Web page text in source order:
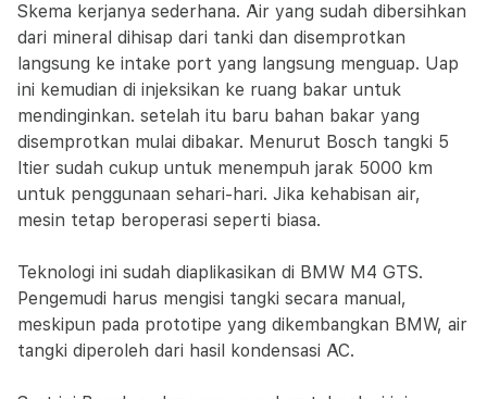
Skema kerjanya sederhana. Air yang sudah dibersihkan
dari mineral dihisap dari tanki dan disemprotkan
langsung ke intake port yang langsung menguap. Uap
ini kemudian di injeksikan ke ruang bakar untuk
mendinginkan. setelah itu baru bahan bakar yang
disemprotkan mulai dibakar. Menurut Bosch tangki 5
ltier sudah cukup untuk menempuh jarak 5000 km
untuk penggunaan sehari-hari. Jika kehabisan air,
mesin tetap beroperasi seperti biasa.
Teknologi ini sudah diaplikasikan di BMW M4 GTS.
Pengemudi harus mengisi tangki secara manual,
meskipun pada prototipe yang dikembangkan BMW, air
tangki diperoleh dari hasil kondensasi AC.